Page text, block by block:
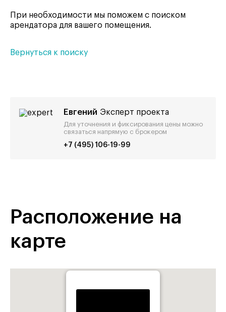
При необходимости мы поможем с поиском
арендатора для вашего помещения.
Вернуться к поиску
Евгений Эксперт проекта
Для уточнения и фиксирования цены можно
связаться напрямую с брокером
+7 (495) 106-19-99
Расположение на
карте